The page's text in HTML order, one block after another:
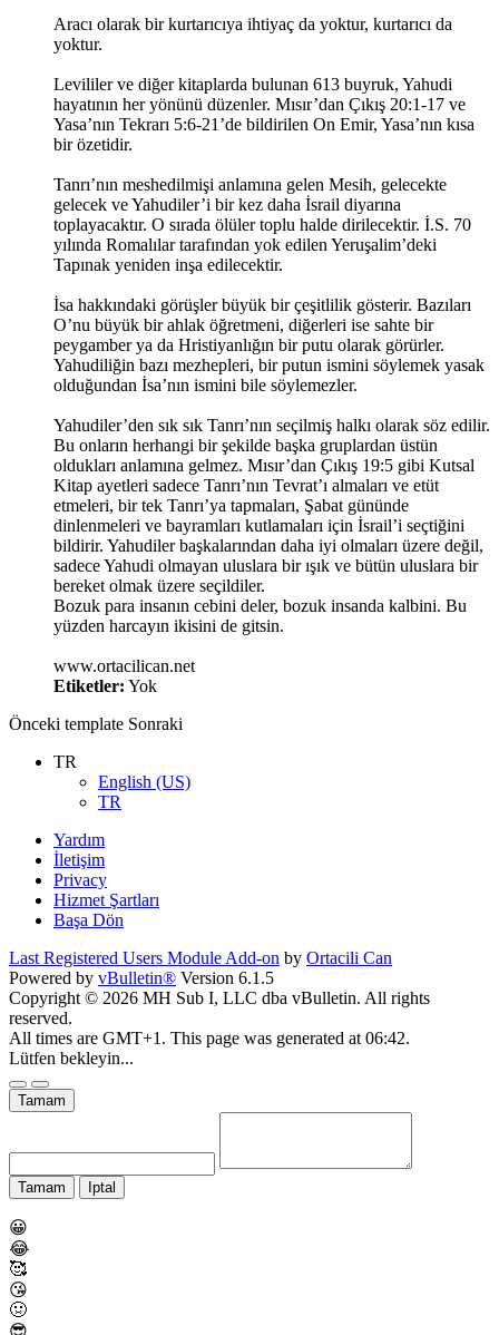
Aracı olarak bir kurtarıcıya ihtiyaç da yoktur, kurtarıcı da
yoktur.
Levililer ve diğer kitaplarda bulunan 613 buyruk, Yahudi
hayatının her yönünü düzenler. Mısır’dan Çıkış 20:1-17 ve
Yasa’nın Tekrarı 5:6-21’de bildirilen On Emir, Yasa’nın kısa
bir özetidir.
Tanrı’nın meshedilmişi anlamına gelen Mesih, gelecekte
gelecek ve Yahudiler’i bir kez daha İsrail diyarına
toplayacaktır. O sırada ölüler toplu halde dirilecektir. İ.S. 70
yılında Romalılar tarafından yok edilen Yeruşalim’deki
Tapınak yeniden inşa edilecektir.
İsa hakkındaki görüşler büyük bir çeşitlilik gösterir. Bazıları
O’nu büyük bir ahlak öğretmeni, diğerleri ise sahte bir
peygamber ya da Hristiyanlığın bir putu olarak görürler.
Yahudiliğin bazı mezhepleri, bir putun ismini söylemek yasak
olduğundan İsa’nın ismini bile söylemezler.
Yahudiler’den sık sık Tanrı’nın seçilmiş halkı olarak söz edilir.
Bu onların herhangi bir şekilde başka gruplardan üstün
oldukları anlamına gelmez. Mısır’dan Çıkış 19:5 gibi Kutsal
Kitap ayetleri sadece Tanrı’nın Tevrat’ı almaları ve etüt
etmeleri, bir tek Tanrı’ya tapmaları, Şabat gününde
dinlenmeleri ve bayramları kutlamaları için İsrail’i seçtiğini
bildirir. Yahudiler başkalarından daha iyi olmaları üzere değil,
sadece Yahudi olmayan uluslara bir ışık ve bütün uluslara bir
bereket olmak üzere seçildiler.
Bozuk para insanın cebini deler, bozuk insanda kalbini. Bu
yüzden harcayın ikisini de gitsin.
www.ortacilican.net
Etiketler: Yok
Önceki template Sonraki
TR
English (US)
TR
Yardım
İletişim
Privacy
Hizmet Şartları
Başa Dön
Last Registered Users Module Add-on by Ortacili Can
Powered by vBulletin® Version 6.1.5
Copyright © 2026 MH Sub I, LLC dba vBulletin. All rights
reserved.
All times are GMT+1. This page was generated at 06:42.
Lütfen bekleyin...
Tamam
Tamam Iptal
😀
😂
🥰
😘
🤢
😎